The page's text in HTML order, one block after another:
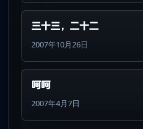
三十三，二十二
2007年10月26日
呵呵
2007年4月7日